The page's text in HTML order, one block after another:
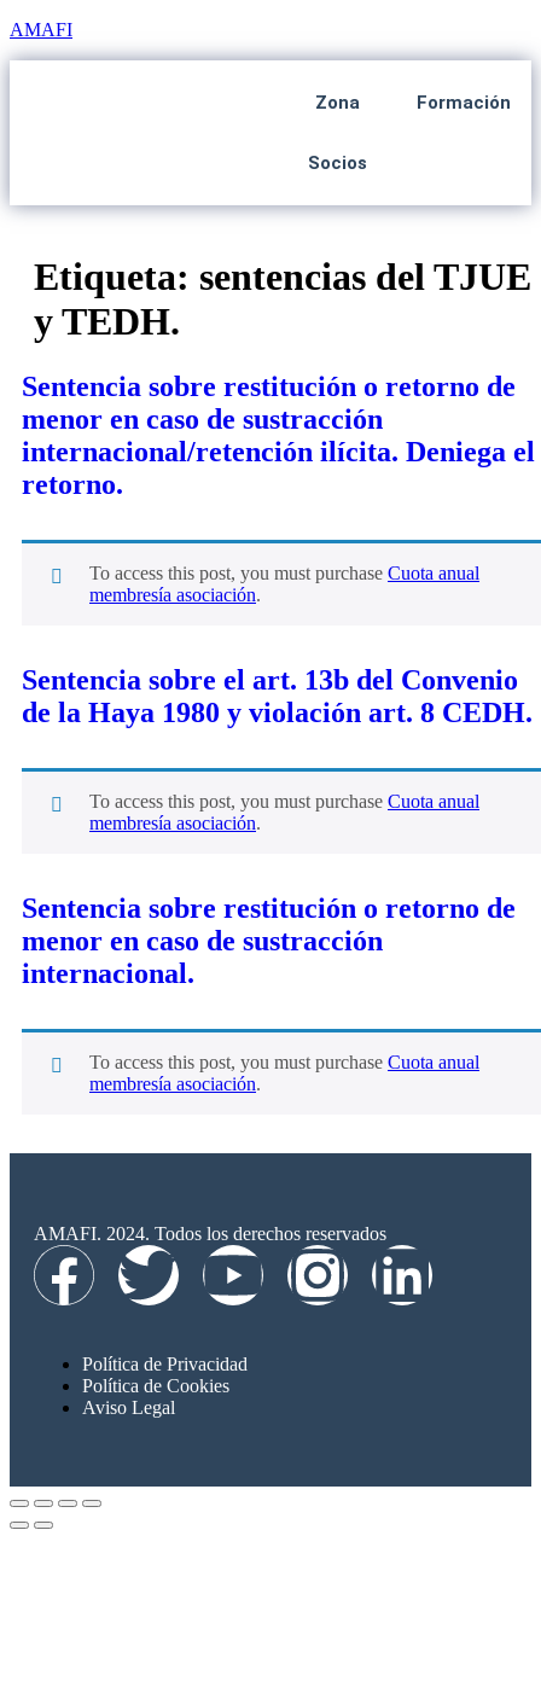
AMAFI
Zona
Socios
Formación
Etiqueta: sentencias del TJUE
y TEDH.
Sentencia sobre restitución o retorno de
menor en caso de sustracción
internacional/retención ilícita. Deniega el
retorno.
To access this post, you must purchase Cuota anual
membresía asociación.
Sentencia sobre el art. 13b del Convenio
de la Haya 1980 y violación art. 8 CEDH.
To access this post, you must purchase Cuota anual
membresía asociación.
Sentencia sobre restitución o retorno de
menor en caso de sustracción
internacional.
To access this post, you must purchase Cuota anual
membresía asociación.
AMAFI. 2024. Todos los derechos reservados
Política de Privacidad
Política de Cookies
Aviso Legal